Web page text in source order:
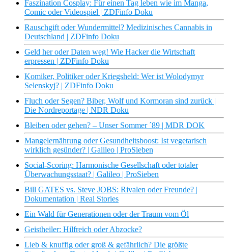
Faszination Cosplay: Für einen Tag leben wie im Manga,
Comic oder Videospiel | ZDFinfo Doku
Rauschgift oder Wundermittel? Medizinisches Cannabis in
Deutschland | ZDFinfo Doku
Geld her oder Daten weg! Wie Hacker die Wirtschaft
erpressen | ZDFinfo Doku
Komiker, Politiker oder Kriegsheld: Wer ist Wolodymyr
Selenskyj? | ZDFinfo Doku
Fluch oder Segen? Biber, Wolf und Kormoran sind zurück |
Die Nordreportage | NDR Doku
Bleiben oder gehen? – Unser Sommer ´89 | MDR DOK
Mangelernährung oder Gesundheitsboost: Ist vegetarisch
wirklich gesünder? | Galileo | ProSieben
Social-Scoring: Harmonische Gesellschaft oder totaler
Überwachungsstaat? | Galileo | ProSieben
Bill GATES vs. Steve JOBS: Rivalen oder Freunde? |
Dokumentation | Real Stories
Ein Wald für Generationen oder der Traum vom Öl
Geistheiler: Hilfreich oder Abzocke?
Lieb & knuffig oder groß & gefährlich? Die größte